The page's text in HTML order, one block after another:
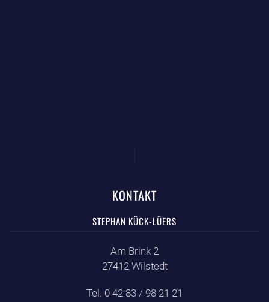
KONTAKT
STEPHAN KÜCK-LÜERS
Am Brink 2
27412 Wilstedt
Tel. 0 42 83 / 98 21 21